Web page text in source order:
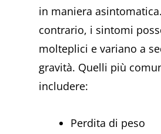
in maniera
contrario, i sintomi
molteplici e variano a
gravità. Quelli più
includere:
Perdita di peso